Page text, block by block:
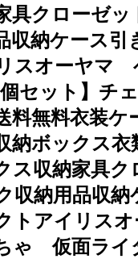
具クローゼッ
収納ケース引
スオーヤ
セット】チ
料無料衣装ケ
納ボックス衣
ス収納家具ク
収納用品収納
トアイリス
ゃ 仮面ライ